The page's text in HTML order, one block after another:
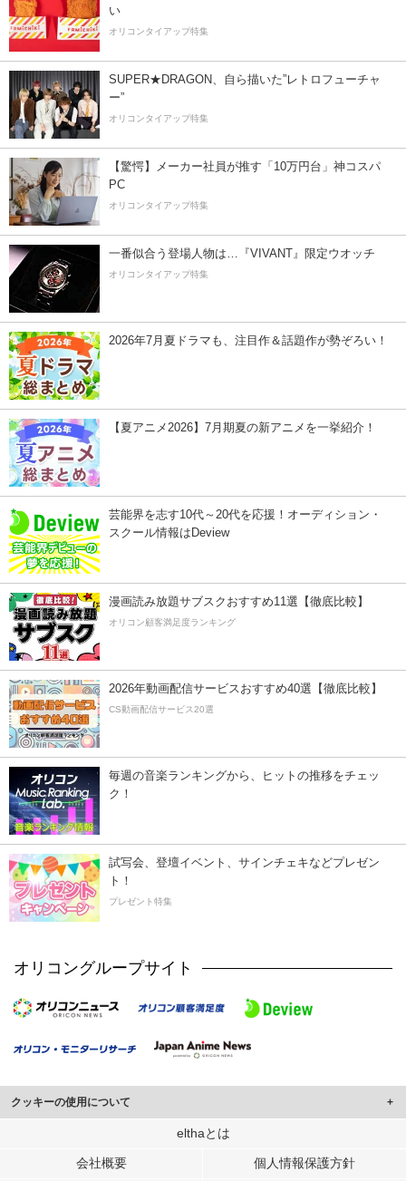
い
オリコンタイアップ特集
SUPER★DRAGON、自ら描いた”レトロフューチャ
ー”
オリコンタイアップ特集
【驚愕】メーカー社員が推す「10万円台」神コスパ
PC
オリコンタイアップ特集
一番似合う登場人物は…『VIVANT』限定ウオッチ
オリコンタイアップ特集
2026年7月夏ドラマも、注目作＆話題作が勢ぞろい！
【夏アニメ2026】7月期夏の新アニメを一挙紹介！
芸能界を志す10代～20代を応援！オーディション・
スクール情報はDeview
漫画読み放題サブスクおすすめ11選【徹底比較】
オリコン顧客満足度ランキング
2026年動画配信サービスおすすめ40選【徹底比較】
CS動画配信サービス20選
毎週の音楽ランキングから、ヒットの推移をチェッ
ク！
試写会、登壇イベント、サインチェキなどプレゼン
ト！
プレゼント特集
オリコングループサイト
クッキーの使用について
このサイトでは Cookie を使用して、ユーザーに合わせたコンテンツや広告の
行っています。
elthaとは
会社概要 個人情報保護方針